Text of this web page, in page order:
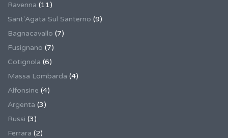
Ravenna (11)
Sant'Agata Sul Santerno (9)
Bagnacavallo (7)
Fusignano (7)
Cotignola (6)
Massa Lombarda (4)
Alfonsine (4)
Argenta (3)
Russi (3)
Ferrara (2)